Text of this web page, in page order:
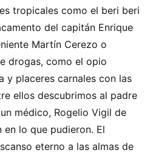
tropicales como el beri beri
del capitán Enrique
Martín Cerezo o
drogas, como el opio
y placeres carnales con las
ellos descubrimos al padre
médico, Rogelio Vigil de
en lo que pudieron. El
eterno a las almas de